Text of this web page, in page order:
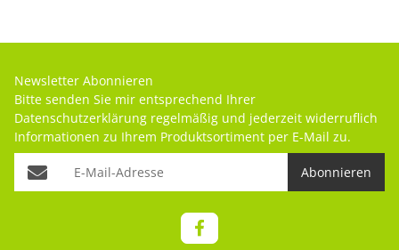
Newsletter Abonnieren
Bitte senden Sie mir entsprechend Ihrer
Datenschutzerklärung regelmäßig und jederzeit widerruflich
Informationen zu Ihrem Produktsortiment per E-Mail zu.
Abonnieren